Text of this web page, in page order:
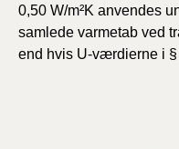
0,50 W/m²K anvendes
samlede varmetab ved
end hvis U-værdierne i